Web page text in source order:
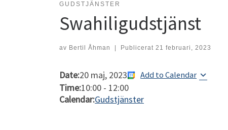
GUDSTJÄNSTER
Swahiligudstjänst
av Bertil Åhman Publicerat 21 februari, 2023
Date:20 maj, 2023 Add to Calendar
Time:10:00 - 12:00
Calendar:Gudstjänster